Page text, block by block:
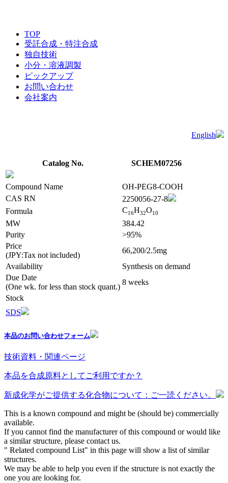
TOP
受託合成・特注合成
独自技術
小分・溶液調製
ピックアップ
お問い合わせ
会社案内
English
Catalog No. SCHEM07256
Compound Name
OH-PEG8-COOH
CAS RN
2250056-27-8
Formula
C16H32O10
MW
384.42
Purity
>95%
Price
(JPY:Tax not included)
66,200/2.5mg
Availability
Synthesis on demand
Due Date
(One wk. for less than stock quant.)
8 weeks
Stock
SDS
本品のお問い合わせフォーム
技術資料・関連ページ
本品を合成原料としてご利用ですか？
新成化学がご提供する化合物について：ご一読ください。
This is a known compound and might be (should be) commercially
available.
If you cannot find the manufacturer of this compound or would like
a similar structure, please contact us.
" Related compound List" in this page will show a list of similar
structures.
We may be able to help you even if the structure is not exactly the
one you are looking for.